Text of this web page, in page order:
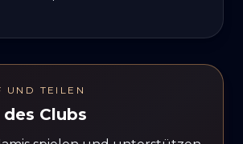
UND TEILEN
Clubs